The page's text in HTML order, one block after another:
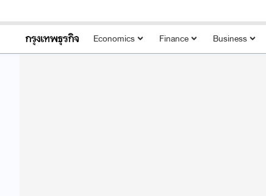
Economics Finance Business